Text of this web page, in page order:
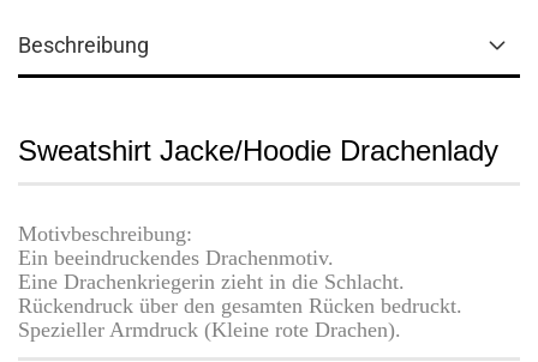
Beschreibung
Sweatshirt Jacke/Hoodie Drachenlady
Motivbeschreibung:
Ein beeindruckendes Drachenmotiv.
Eine Drachenkriegerin zieht in die Schlacht.
Rückendruck über den gesamten Rücken bedruckt.
Spezieller Armdruck (Kleine rote Drachen).